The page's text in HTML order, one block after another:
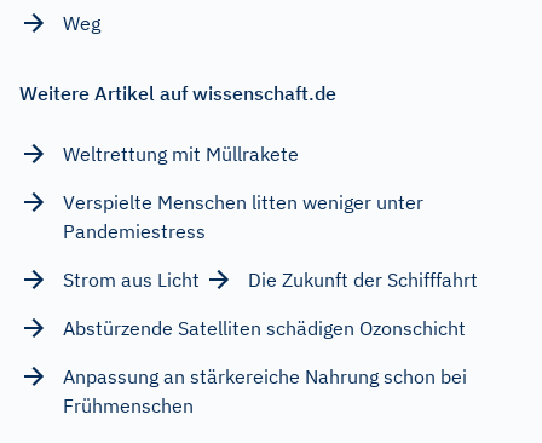
Weg
Weitere Artikel auf wissenschaft.de
Weltrettung mit Müllrakete
Verspielte Menschen litten weniger unter
Pandemiestress
Strom aus Licht
Die Zukunft der Schifffahrt
Abstürzende Satelliten schädigen Ozonschicht
Anpassung an stärkereiche Nahrung schon bei
Frühmenschen